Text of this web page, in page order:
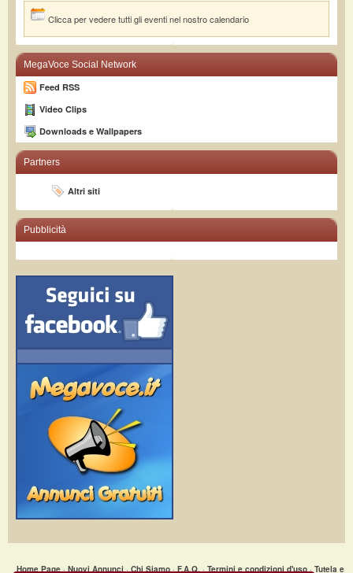
Clicca per vedere tutti gli eventi nel nostro calendario
MegaVoce Social Network
Feed RSS
Video Clips
Downloads e Wallpapers
Partners
Altri siti
Pubblicità
Home Page·Nuovi Annunci·Chi Siamo·F.A.Q.·Termini e condizioni d'uso·Tutela e